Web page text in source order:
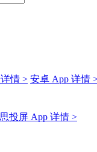
情 > 安卓 App 详情
投屏 App 详情 >